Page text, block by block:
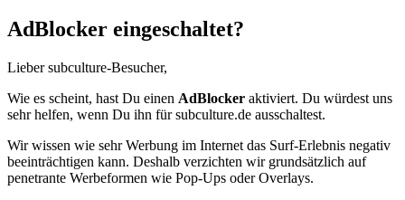
AdBlocker eingeschaltet?
Lieber subculture-Besucher,
Wie es scheint, hast Du einen AdBlocker aktiviert. Du würdest uns
sehr helfen, wenn Du ihn für subculture.de ausschaltest.
Wir wissen wie sehr Werbung im Internet das Surf-Erlebnis negativ
beeinträchtigen kann. Deshalb verzichten wir grundsätzlich auf
penetrante Werbeformen wie Pop-Ups oder Overlays.